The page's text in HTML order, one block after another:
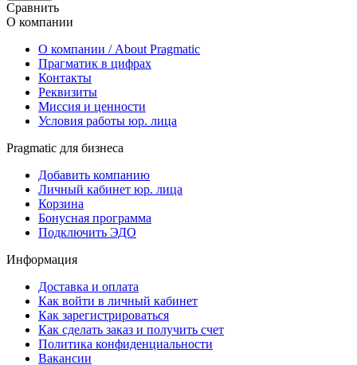
Сравнить
О компании
О компании / About Pragmatic
Прагматик в цифрах
Контакты
Реквизиты
Миссия и ценности
Условия работы юр. лица
Pragmatic для бизнеса
Добавить компанию
Личный кабинет юр. лица
Корзина
Бонусная программа
Подключить ЭДО
Информация
Доставка и оплата
Как войти в личный кабинет
Как зарегистрироваться
Как сделать заказ и получить счет
Политика конфиденциальности
Вакансии